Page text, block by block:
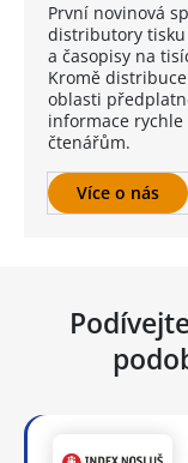
První novinová
distributory tisku
a časopisy na
Kromě
oblasti
informace rychle
čtenářům.
Více o nás